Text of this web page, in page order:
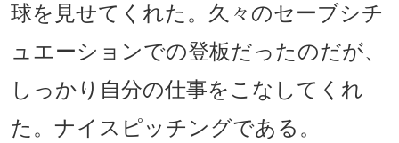
球を見せてくれた。久々のセーブシチ
ュエーションでの登板だったのだが、
しっかり自分の仕事をこなしてくれ
た。ナイスピッチングである。